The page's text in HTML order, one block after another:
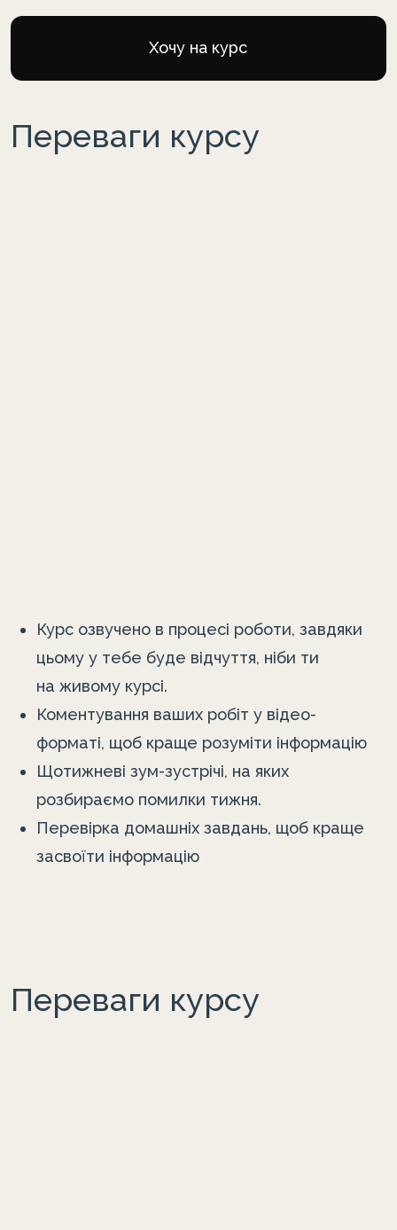
Хочу на курс
Переваги курсу
Курс озвучено в процесі роботи, завдяки
цьому у тебе буде відчуття, ніби ти
на живому курсі.
Коментування ваших робіт у відео-
форматі, щоб краще розуміти інформацію
Щотижневі зум-зустрічі, на яких
розбираємо помилки тижня.
Перевірка домашніх завдань, щоб краще
засвоїти інформацію
Переваги курсу